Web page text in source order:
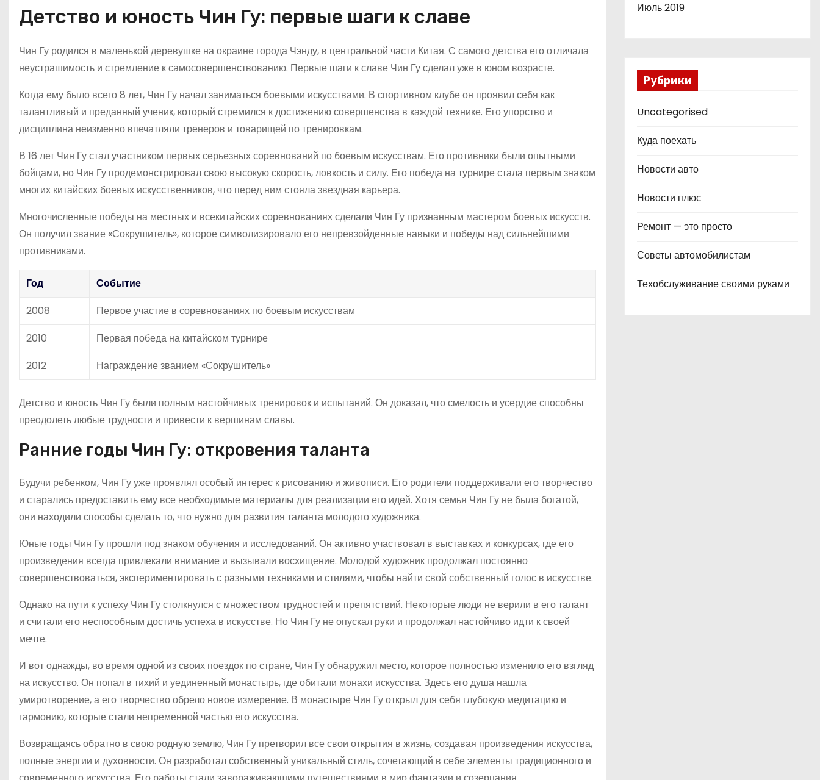
Детство и юность Чин Гу: первые шаги к славе
Чин Гу родился в маленькой деревушке на окраине города Чэнду, в центральной части Китая. С самого детства его отличала
неустрашимость и стремление к самосовершенствованию. Первые шаги к славе Чин Гу сделал уже в юном возрасте.
Когда ему было всего 8 лет, Чин Гу начал заниматься боевыми искусствами. В спортивном клубе он проявил себя как
талантливый и преданный ученик, который стремился к достижению совершенства в каждой технике. Его упорство и
дисциплина неизменно впечатляли тренеров и товарищей по тренировкам.
В 16 лет Чин Гу стал участником первых серьезных соревнований по боевым искусствам. Его противники были опытными
бойцами, но Чин Гу продемонстрировал свою высокую скорость, ловкость и силу. Его победа на турнире стала первым знаком
многих китайских боевых искусственников, что перед ним стояла звездная карьера.
Многочисленные победы на местных и всекитайских соревнованиях сделали Чин Гу признанным мастером боевых искусств.
Он получил звание «Сокрушитель», которое символизировало его непревзойденные навыки и победы над сильнейшими
противниками.
Год
Событие
2008
Первое участие в соревнованиях по боевым искусствам
2010
Первая победа на китайском турнире
2012
Награждение званием «Сокрушитель»
Детство и юность Чин Гу были полным настойчивых тренировок и испытаний. Он доказал, что смелость и усердие способны
преодолеть любые трудности и привести к вершинам славы.
Ранние годы Чин Гу: откровения таланта
Будучи ребенком, Чин Гу уже проявлял особый интерес к рисованию и живописи. Его родители поддерживали его творчество
и старались предоставить ему все необходимые материалы для реализации его идей. Хотя семья Чин Гу не была богатой,
они находили способы сделать то, что нужно для развития таланта молодого художника.
Юные годы Чин Гу прошли под знаком обучения и исследований. Он активно участвовал в выставках и конкурсах, где его
произведения всегда привлекали внимание и вызывали восхищение. Молодой художник продолжал постоянно
совершенствоваться, экспериментировать с разными техниками и стилями, чтобы найти свой собственный голос в искусстве.
Однако на пути к успеху Чин Гу столкнулся с множеством трудностей и препятствий. Некоторые люди не верили в его талант
и считали его неспособным достичь успеха в искусстве. Но Чин Гу не опускал руки и продолжал настойчиво идти к своей
мечте.
И вот однажды, во время одной из своих поездок по стране, Чин Гу обнаружил место, которое полностью изменило его взгляд
на искусство. Он попал в тихий и уединенный монастырь, где обитали монахи искусства. Здесь его душа нашла
умиротворение, а его творчество обрело новое измерение. В монастыре Чин Гу открыл для себя глубокую медитацию и
гармонию, которые стали непременной частью его искусства.
Возвращаясь обратно в свою родную землю, Чин Гу претворил все свои открытия в жизнь, создавая произведения искусства,
полные энергии и духовности. Он разработал собственный уникальный стиль, сочетающий в себе элементы традиционного и
Июль 2019
Рубрики
Uncategorised
Куда поехать
Новости авто
Новости плюс
Ремонт — это просто
Советы автомобилистам
Техобслуживание своими руками